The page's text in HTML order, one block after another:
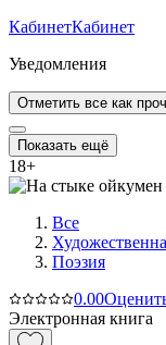
КабинетКабинет
Уведомления
Отметить все как
Показать ещё
18+
Все
Поэзия
0.00
Электронная книга